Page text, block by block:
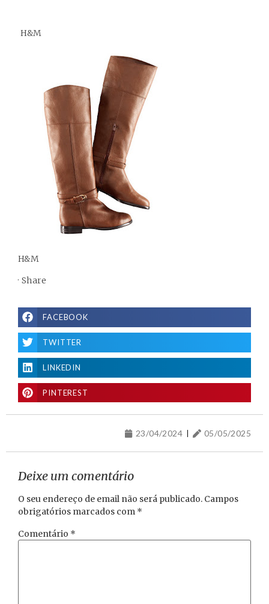
H&M
H&M
· Share
FACEBOOK
TWITTER
LINKEDIN
PINTEREST
23/04/2024 05/05/2025
Deixe um comentário
O seu endereço de email não será publicado. Campos
obrigatórios marcados com *
Comentário *